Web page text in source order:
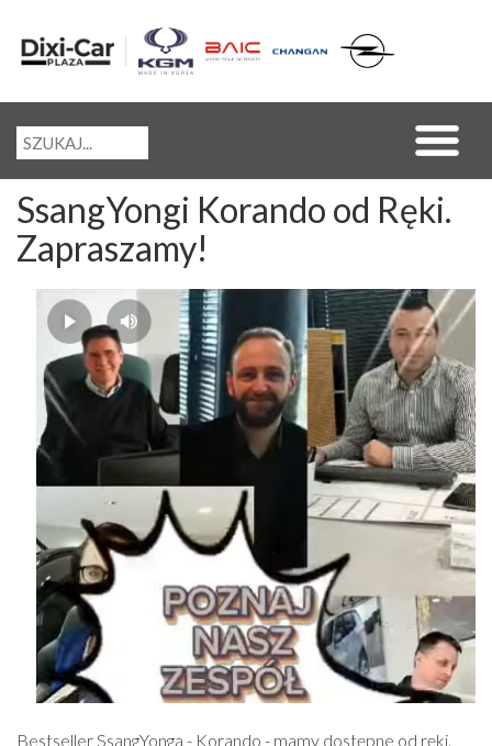
SsangYongi Korando od Ręki.
Zapraszamy!
Bestseller SsangYonga - Korando - mamy dostępne od ręki.